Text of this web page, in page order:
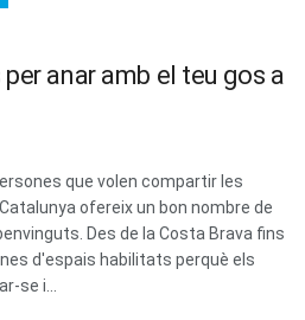
anar amb el teu gos a
que volen compartir les
ofereix un bon nombre de
Des de la Costa Brava fins
d'espais habilitats perquè els
se i...